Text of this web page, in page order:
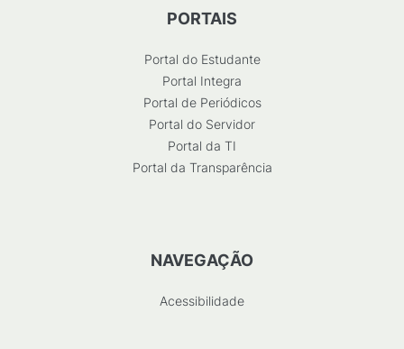
PORTAIS
Portal do Estudante
Portal Integra
Portal de Periódicos
Portal do Servidor
Portal da TI
Portal da Transparência
NAVEGAÇÃO
Acessibilidade